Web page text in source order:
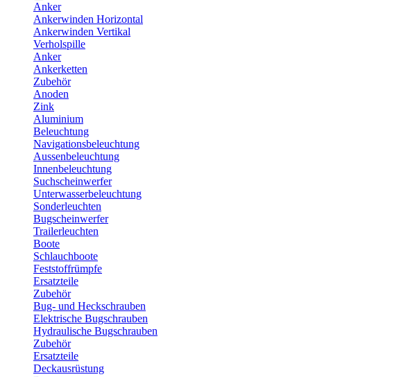
Anker
Ankerwinden Horizontal
Ankerwinden Vertikal
Verholspille
Anker
Ankerketten
Zubehör
Anoden
Zink
Aluminium
Beleuchtung
Navigationsbeleuchtung
Aussenbeleuchtung
Innenbeleuchtung
Suchscheinwerfer
Unterwasserbeleuchtung
Sonderleuchten
Bugscheinwerfer
Trailerleuchten
Boote
Schlauchboote
Feststoffrümpfe
Ersatzteile
Zubehör
Bug- und Heckschrauben
Elektrische Bugschrauben
Hydraulische Bugschrauben
Zubehör
Ersatzteile
Deckausrüstung